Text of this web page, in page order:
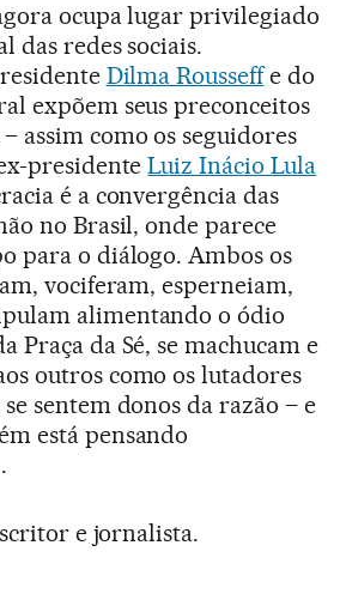
ocupa lugar privilegiado
das redes sociais.
Dilma Rousseffe do
expõem seus preconceitos
assim como os seguidores
presidenteLuiz Inácio Lula
é a convergência das
no Brasil, onde parece
para o diálogo. Ambos os
vociferam, esperneiam,
alimentando o ódio
Praça da Sé, se machucam e
outros como os lutadores
sentem donos da razão – e
está pensando
e jornalista.